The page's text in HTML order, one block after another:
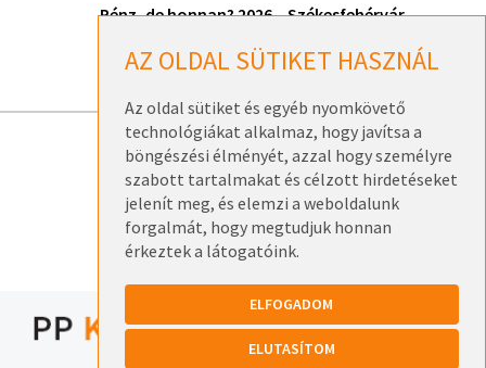
AZ OLDAL SÜTIKET HASZNÁL
Az oldal sütiket és egyéb nyomkövető
technológiákat alkalmaz, hogy javítsa a
böngészési élményét, azzal hogy személyre
szabott tartalmakat és célzott hirdetéseket
jelenít meg, és elemzi a weboldalunk
forgalmát, hogy megtudjuk honnan
érkeztek a látogatóink.
ELFOGADOM
ELUTASÍTOM
Pénz, de honnan? 2026 – Székesfehérvár
ELÉRHETŐSÉGEK
ADATKEZELÉSI TÁJÉKOZTATÓK